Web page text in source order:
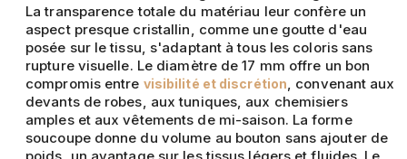
La transparence totale du matériau leur confère un
aspect presque cristallin, comme une goutte d'eau
posée sur le tissu, s'adaptant à tous les coloris sans
rupture visuelle. Le diamètre de 17 mm offre un bon
compromis entre visibilité et discrétion, convenant aux
devants de robes, aux tuniques, aux chemisiers
amples et aux vêtements de mi-saison. La forme
soucoupe donne du volume au bouton sans ajouter de